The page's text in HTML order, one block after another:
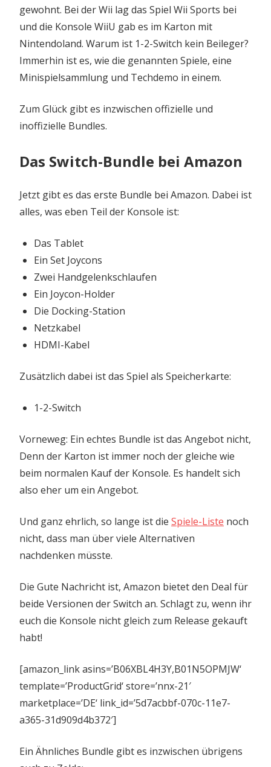
gewohnt. Bei der Wii lag das Spiel Wii Sports bei
und die Konsole WiiU gab es im Karton mit
Nintendoland. Warum ist 1-2-Switch kein Beileger?
Immerhin ist es, wie die genannten Spiele, eine
Minispielsammlung und Techdemo in einem.
Zum Glück gibt es inzwischen offizielle und
inoffizielle Bundles.
Das Switch-Bundle bei Amazon
Jetzt gibt es das erste Bundle bei Amazon. Dabei ist
alles, was eben Teil der Konsole ist:
Das Tablet
Ein Set Joycons
Zwei Handgelenkschlaufen
Ein Joycon-Holder
Die Docking-Station
Netzkabel
HDMI-Kabel
Zusätzlich dabei ist das Spiel als Speicherkarte:
1-2-Switch
Vorneweg: Ein echtes Bundle ist das Angebot nicht,
Denn der Karton ist immer noch der gleiche wie
beim normalen Kauf der Konsole. Es handelt sich
also eher um ein Angebot.
Und ganz ehrlich, so lange ist die Spiele-Liste noch
nicht, dass man über viele Alternativen
nachdenken müsste.
Die Gute Nachricht ist, Amazon bietet den Deal für
beide Versionen der Switch an. Schlagt zu, wenn ihr
euch die Konsole nicht gleich zum Release gekauft
habt!
[amazon_link asins=’B06XBL4H3Y,B01N5OPMJW‘
template=’ProductGrid‘ store=’nnx-21′
marketplace=’DE‘ link_id=’5d7acbbf-070c-11e7-
a365-31d909d4b372′]
Ein Ähnliches Bundle gibt es inzwischen übrigens